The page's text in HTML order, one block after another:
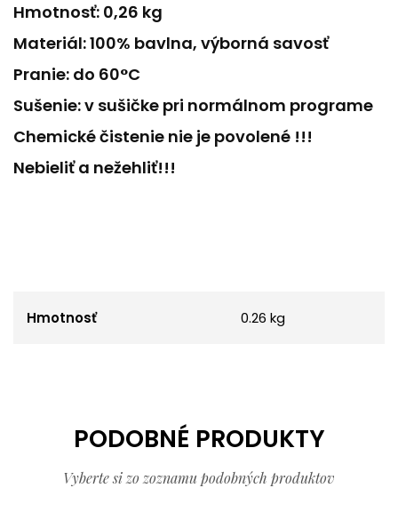
Hmotnosť: 0,26 kg
Materiál: 100% bavlna, výborná savosť
Pranie: do 60°C
Sušenie: v sušičke pri normálnom programe
Chemické čistenie nie je povolené !!!
Nebieliť a nežehliť!!!
Hmotnosť 0.26 kg
PODOBNÉ PRODUKTY
Vyberte si zo zoznamu podobných produktov